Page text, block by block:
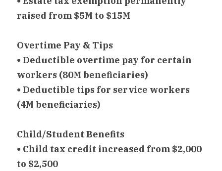
raised from $5M to $15M
Overtime Pay & Tips
• Deductible overtime pay for certain
workers (80M beneficiaries)
• Deductible tips for service workers
(4M beneficiaries)
Child/Student Benefits
• Child tax credit increased from $2,000
to $2,500